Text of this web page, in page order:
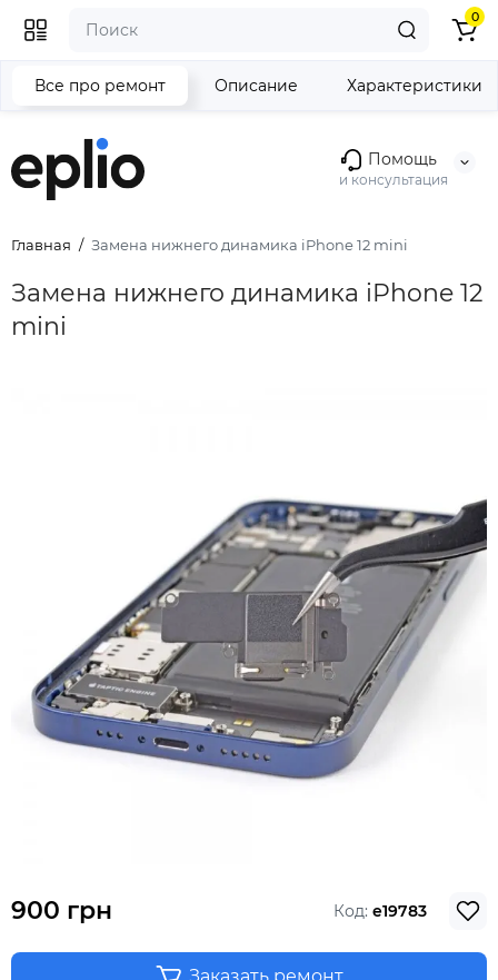
Помощь
и консультация
0
Главная Замена нижнего динамика iPhone 12 mini
Замена нижнего динамика iPhone 12
mini
Все про ремонт Описание Характеристики
900 грн Код: e19783